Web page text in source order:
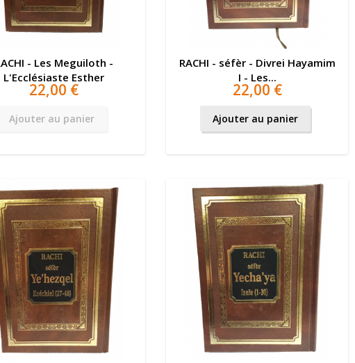
- Les Meguiloth -
L'Ecclésiaste Esther
22,00 €
Ajouter au panier
RACHI - séfèr - Divrei Hayamim
I - Les...
22,00 €
Ajouter au panier